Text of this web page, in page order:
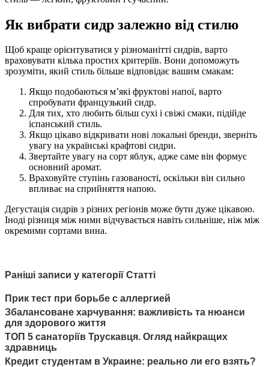
Як вибрати сидр залежно від стилю
Щоб краще орієнтуватися у різноманітті сидрів, варто
враховувати кілька простих критеріїв. Вони допоможуть
зрозуміти, який стиль більше відповідає вашим смакам:
Якщо подобаються м’які фруктові напої, варто
спробувати французький сидр.
Для тих, хто любить більш сухі і свіжі смаки, підійде
іспанський стиль.
Якщо цікаво відкривати нові локальні бренди, зверніть
увагу на українські крафтові сидри.
Звертайте увагу на сорт яблук, адже саме він формує
основний аромат.
Враховуйте ступінь газованості, оскільки він сильно
впливає на сприйняття напою.
Дегустація сидрів з різних регіонів може бути дуже цікавою.
Іноді різниця між ними відчувається навіть сильніше, ніж між
окремими сортами вина.
Раніші записи у категорії Статті
Прик тест при борьбе с аллергией
Збалансоване харчування: важливість та нюанси
для здорового життя
ТОП 5 санаторіїв Трускавця. Огляд найкращих
здравниць
Кредит студентам в Украине: реально ли его взять?